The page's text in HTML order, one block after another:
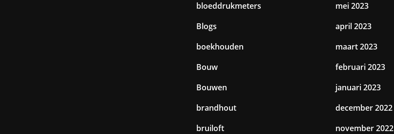
bloeddrukmeters
Blogs
boekhouden
Bouw
Bouwen
brandhout
bruiloft
mei 2023
april 2023
maart 2023
februari 2023
januari 2023
december 2022
november 2022